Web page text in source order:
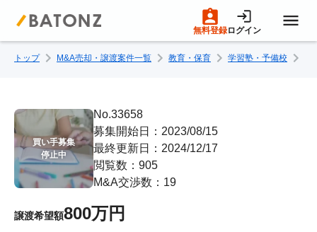
無料登録ログイン
トップページ
M&A案件一覧
売りたい方へ
トップ M&A売却・譲渡案件一覧 教育・保育 学習塾・予備校
買い手募集
停止中
No.33658
募集開始日：2023/08/15
最終更新日：2024/12/17
閲覧数：905
M&A交渉数：19
譲渡希望額800万円